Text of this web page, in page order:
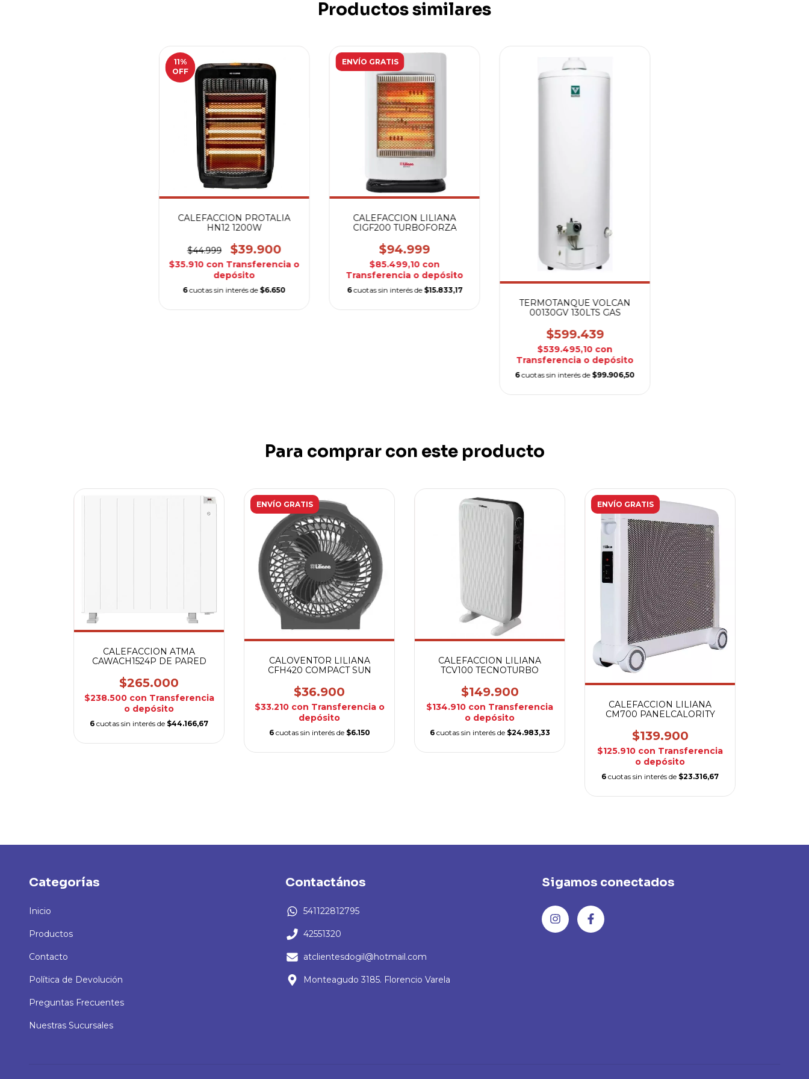
Productos similares
11%
OFF
CALEFACCION PROTALIA
HN12 1200W
$44.999 $39.900
$35.910 con Transferencia o
depósito
6 cuotas sin interés de $6.650
ENVÍO GRATIS
CALEFACCION LILIANA
CIGF200 TURBOFORZA
$94.999
$85.499,10 con
Transferencia o depósito
6 cuotas sin interés de $15.833,17
TERMOTANQUE VOLCAN
00130GV 130LTS GAS
$599.439
$539.495,10 con
Transferencia o depósito
6 cuotas sin interés de $99.906,50
Para comprar con este producto
CALEFACCION ATMA
CAWACH1524P DE PARED
$265.000
$238.500 con Transferencia
o depósito
6 cuotas sin interés de $44.166,67
ENVÍO GRATIS
CALOVENTOR LILIANA
CFH420 COMPACT SUN
$36.900
$33.210 con Transferencia o
depósito
6 cuotas sin interés de $6.150
CALEFACCION LILIANA
TCV100 TECNOTURBO
$149.900
$134.910 con Transferencia
o depósito
6 cuotas sin interés de $24.983,33
ENVÍO GRATIS
CALEFACCION LILIANA
CM700 PANELCALORITY
$139.900
$125.910 con Transferencia
o depósito
6 cuotas sin interés de $23.316,67
Categorías
Inicio
Productos
Contacto
Política de Devolución
Preguntas Frecuentes
Nuestras Sucursales
Contactános
541122812795
42551320
atclientesdogil@hotmail.com
Monteagudo 3185. Florencio Varela
Sigamos conectados